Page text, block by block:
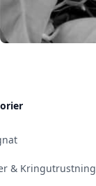
& Kringutrustning